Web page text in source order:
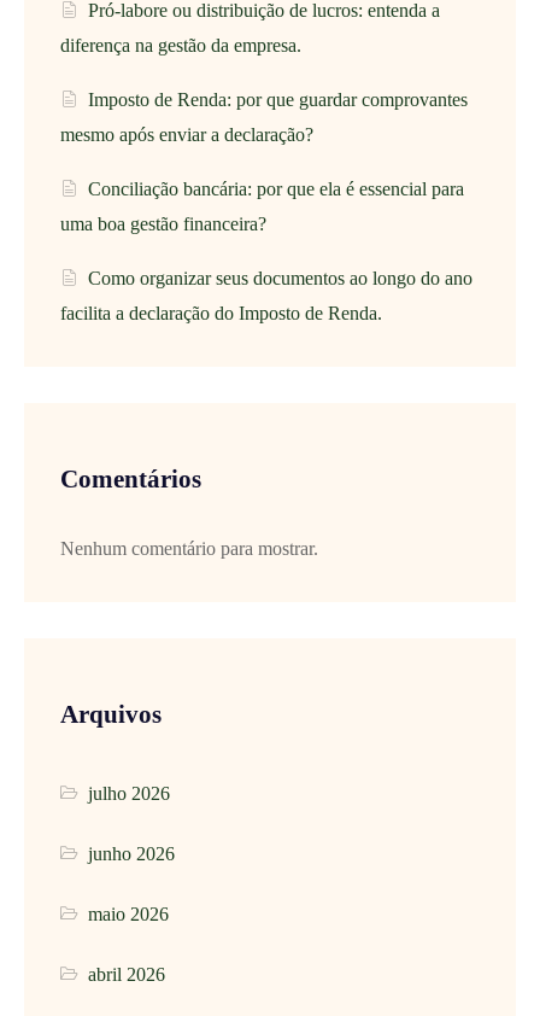
Pró-labore ou distribuição de lucros: entenda a
diferença na gestão da empresa.
Imposto de Renda: por que guardar comprovantes
mesmo após enviar a declaração?
Conciliação bancária: por que ela é essencial para
uma boa gestão financeira?
Como organizar seus documentos ao longo do ano
facilita a declaração do Imposto de Renda.
Comentários
Nenhum comentário para mostrar.
Arquivos
julho 2026
junho 2026
maio 2026
abril 2026